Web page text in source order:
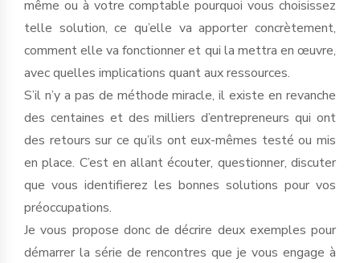
même ou à votre comptable pourquoi vous choisissez
telle solution, ce qu’elle va apporter concrètement,
comment elle va fonctionner et qui la mettra en œuvre,
avec quelles implications quant aux ressources.
S’il n’y a pas de méthode miracle, il existe en revanche
des centaines et des milliers d’entrepreneurs qui ont
des retours sur ce qu’ils ont eux-mêmes testé ou mis
en place. C’est en allant écouter, questionner, discuter
que vous identifierez les bonnes solutions pour vos
préoccupations.
Je vous propose donc de décrire deux exemples pour
démarrer la série de rencontres que je vous engage à